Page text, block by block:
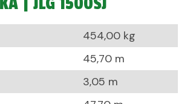
454,00 kg
45,70 m
3,05 m